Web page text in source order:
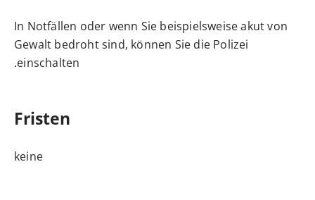
In Notfällen oder wenn Sie beispielsweise akut von
Gewalt bedroht sind, können Sie die Polizei
einschalten.
Fristen
keine